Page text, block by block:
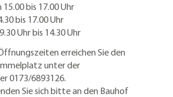
bis 17.00 Uhr
bis 17.00 Uhr
Uhr bis 14.30 Uhr
erreichen Sie den
unter der
0173/6893126.
Sie sich bitte an den Bauhof